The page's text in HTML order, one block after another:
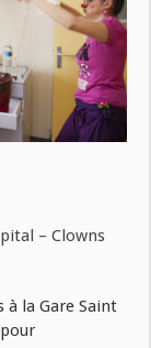
– Clowns
à la Gare Saint